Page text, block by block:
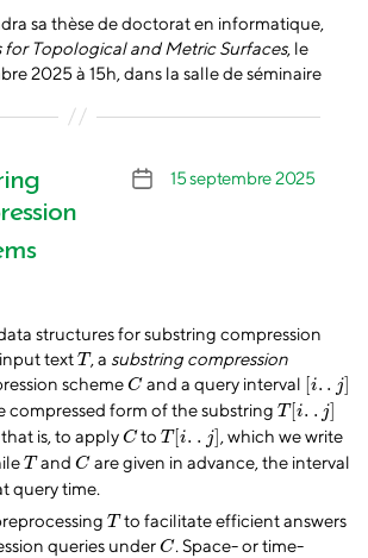
sa thèse de doctorat en informatique,
Topological and Metric Surfaces, le
2025 à 15h, dans la salle de séminaire
Date
15 septembre 2025
structures for substring compression
textT
T, a substring compression
schemeC
Cand a query interval [i. . j]
[ i.
compressed form of the substring T[i. . j]
T[i . j
is, to applyC
CtoT[i. . j]
T[i .
, which we write
T
Tand C
Care given in advance, the interval
query time.
T
Tto facilitate efficient answers
queries underC
C. Space- or time-